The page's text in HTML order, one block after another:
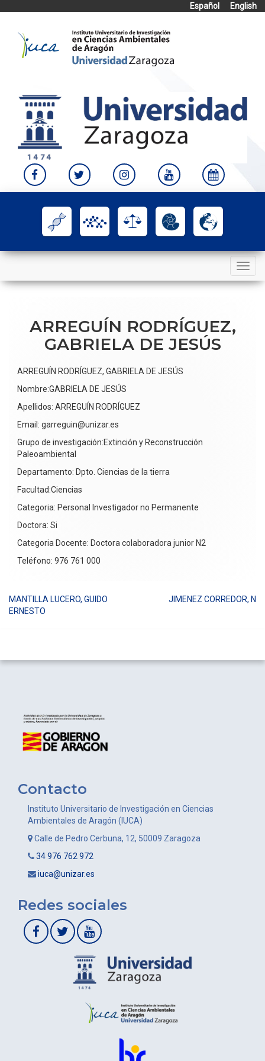
Español
English
content
Toggle
navigation
ARREGUÍN RODRÍGUEZ,
GABRIELA DE JESÚS
ARREGUÍN RODRÍGUEZ, GABRIELA DE JESÚS
Nombre:GABRIELA DE JESÚS
Apellidos: ARREGUÍN RODRÍGUEZ
Email: garreguin@unizar.es
Grupo de investigación:Extinción y Reconstrucción
Paleoambiental
Departamento: Dpto. Ciencias de la tierra
Facultad:Ciencias
Categoria: Personal Investigador no Permanente
Doctora: Si
Categoria Docente: Doctora colaboradora junior N2
Teléfono: 976 761 000
Navegación
MANTILLA LUCERO, GUIDO
ERNESTO
JIMENEZ CORREDOR, N
Contacto
Instituto Universitario de Investigación en Ciencias
Ambientales de Aragón (IUCA)
Calle de Pedro Cerbuna, 12, 50009 Zaragoza
34 976 762 972
iuca@unizar.es
Redes sociales